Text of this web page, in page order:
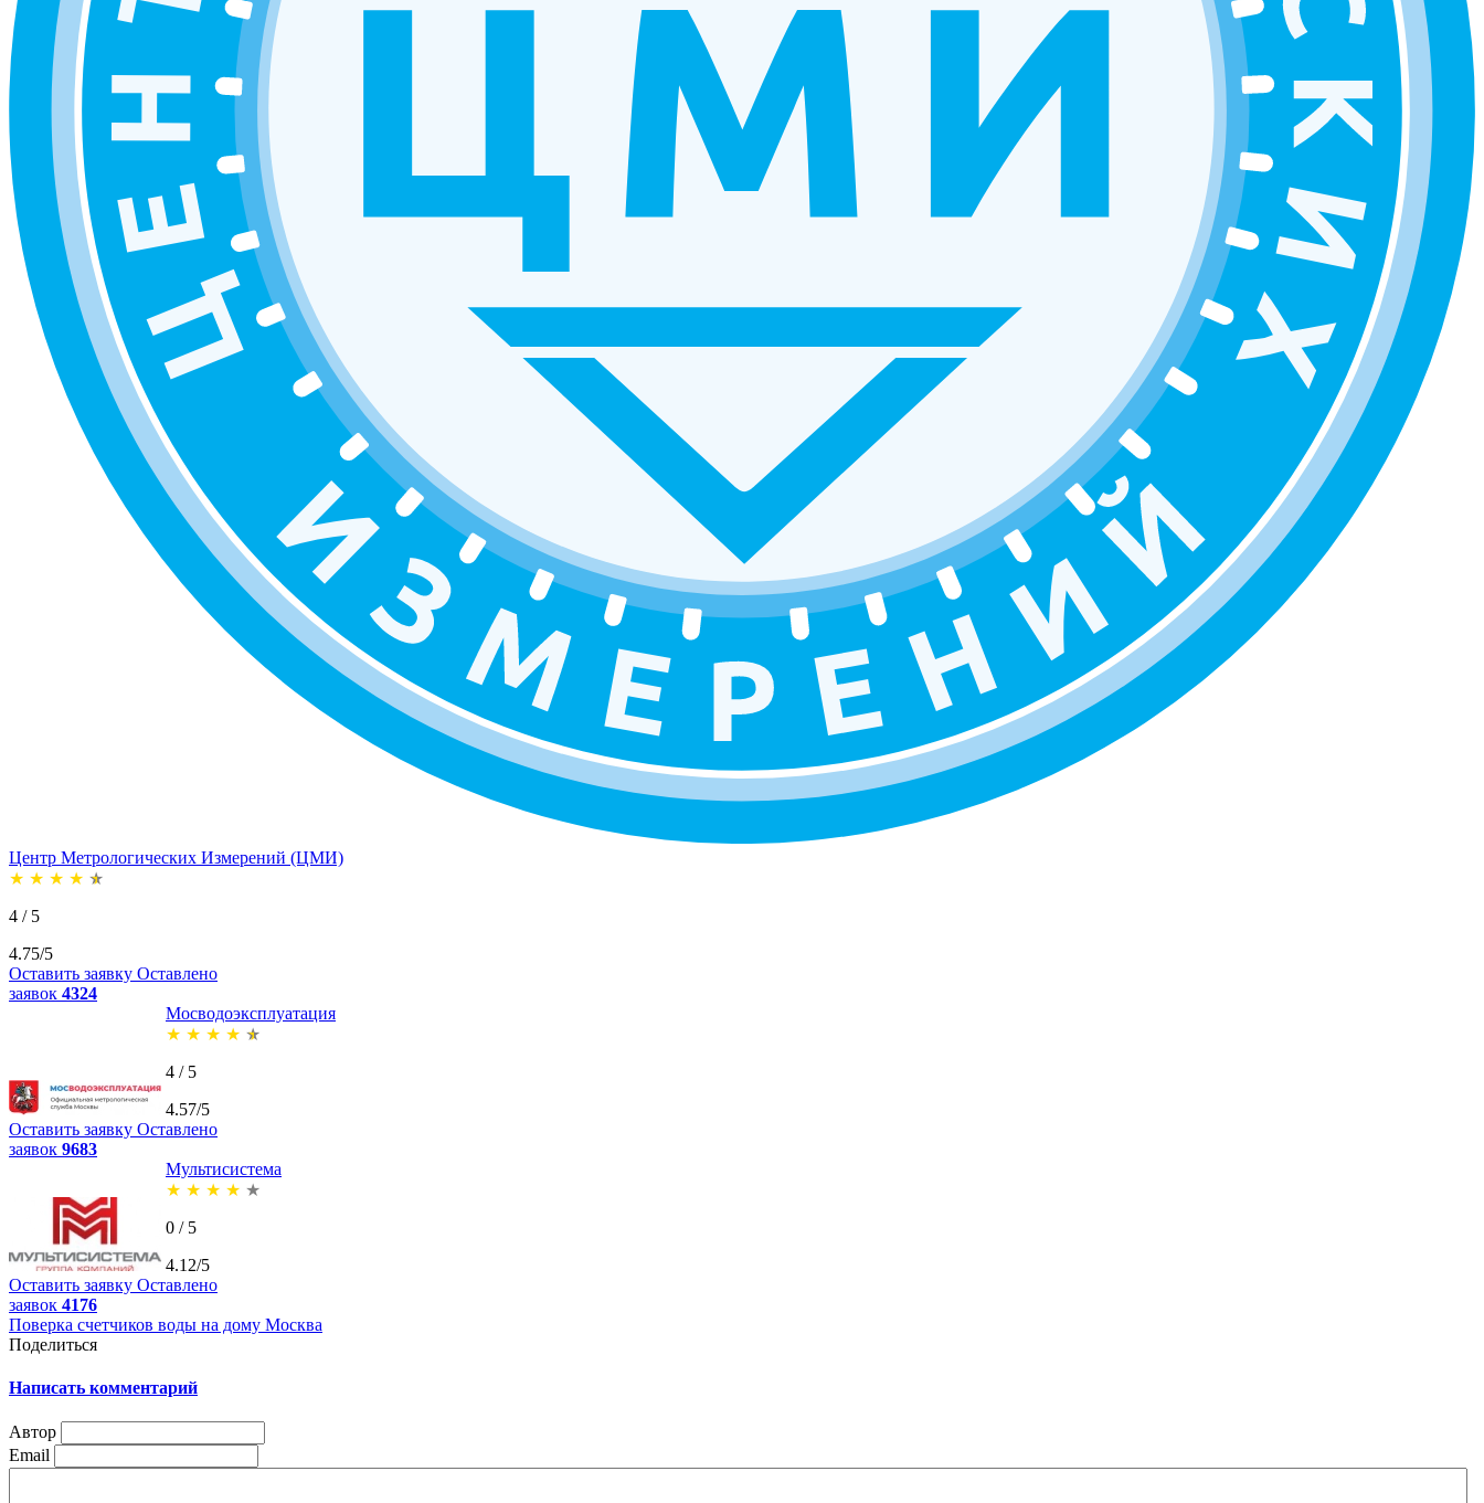
Центр Метрологических Измерений (ЦМИ)
★ ★ ★ ★ ★
4 / 5
4.75/5
Оставить заявку Оставлено
заявок 4324
Мосводоэксплуатация
★ ★ ★ ★ ★
4 / 5
4.57/5
Оставить заявку Оставлено
заявок 9683
Мультисистема
★ ★ ★ ★ ★
0 / 5
4.12/5
Оставить заявку Оставлено
заявок 4176
Поверка счетчиков воды на дому Москва
Поделиться
Написать комментарий
Автор
Email